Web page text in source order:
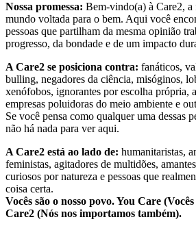
Nossa promessa: Bem-vindo(a) à Care2,
mundo voltada para o bem. Aqui você
pessoas que partilham da mesma opinião
progresso, da bondade e de um impacto
A Care2 se posiciona contra: fanáticos,
bulling, negadores da ciência, misóginos,
xenófobos, ignorantes por escolha própria,
empresas poluidoras do meio ambiente e
Se você pensa como qualquer uma dessas
não há nada para ver aqui.
A Care2 está ao lado de: humanitaristas,
feministas, agitadores de multidões,
curiosos por natureza e pessoas que
coisa certa.
Vocês são o nosso povo. You Care
Care2 (Nós nos importamos também).